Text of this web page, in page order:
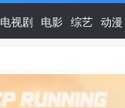
电视剧 电影 综艺 动漫